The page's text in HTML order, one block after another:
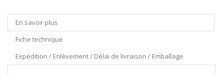
En savoir plus
Fiche technique
Expédition / Enlèvement / Délai de livraison / Emballage